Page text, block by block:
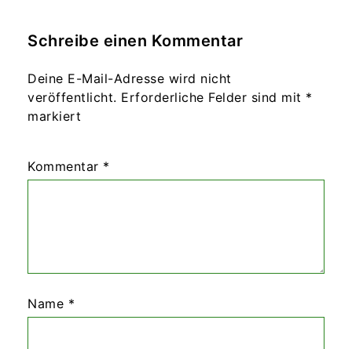
Schreibe einen Kommentar
Deine E-Mail-Adresse wird nicht
veröffentlicht. Erforderliche Felder sind mit *
markiert
Kommentar *
Name *